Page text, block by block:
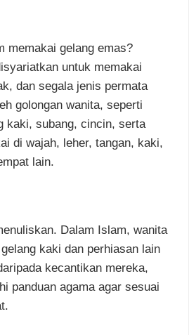
memakai gelang emas?
untuk memakai
dan segala jenis permata
golongan wanita, seperti
kaki, subang, cincin, serta
di wajah, leher, tangan, kaki,
lain.
Dalam Islam, wanita
kaki dan perhiasan lain
kecantikan mereka,
panduan agama agar sesuai